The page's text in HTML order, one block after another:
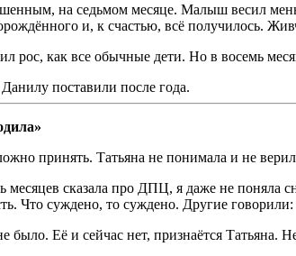
на седьмом месяце. Малыш весил
и, к счастью, всё получилось.
рос, как все обычные дети. Но в восемь
поставили после года.
принять. Татьяна не понимала и не
месяцев сказала про ДПЦ, я даже не поняла
Что суждено, то суждено. Другие
было. Её и сейчас нет, признаётся Татьяна.